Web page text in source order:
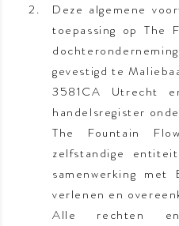
Deze algemene
toepassing op The
gevestigd te
3581CA Utrecht
handelsregister
The Fountain
zelfstandige
samenwerking
verlenen en
Alle rechten